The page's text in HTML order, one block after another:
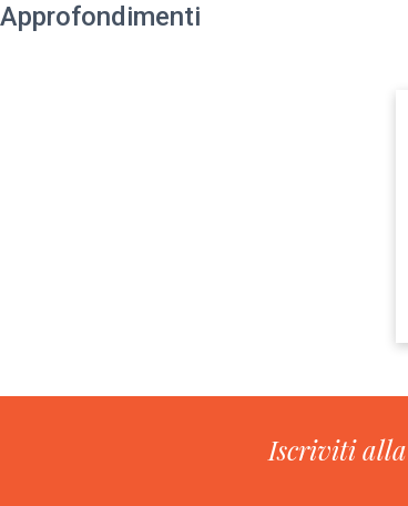
Approfondimenti
Iscriviti